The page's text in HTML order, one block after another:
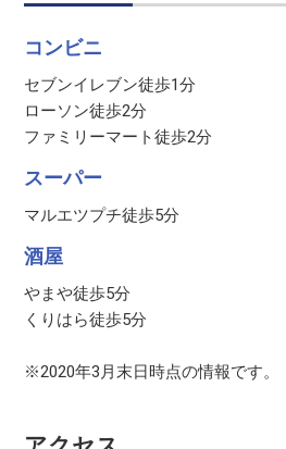
コンビニ
セブンイレブン徒歩1分
ローソン徒歩2分
ファミリーマート徒歩2分
スーパー
マルエツプチ徒歩5分
酒屋
やまや徒歩5分
くりはら徒歩5分
※2020年3月末日時点の情報です。